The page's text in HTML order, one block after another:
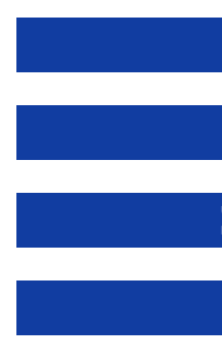
Bu ürüne benzer